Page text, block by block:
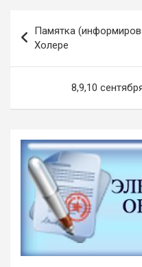
по
записям
Памятка
Холере
8,9,10